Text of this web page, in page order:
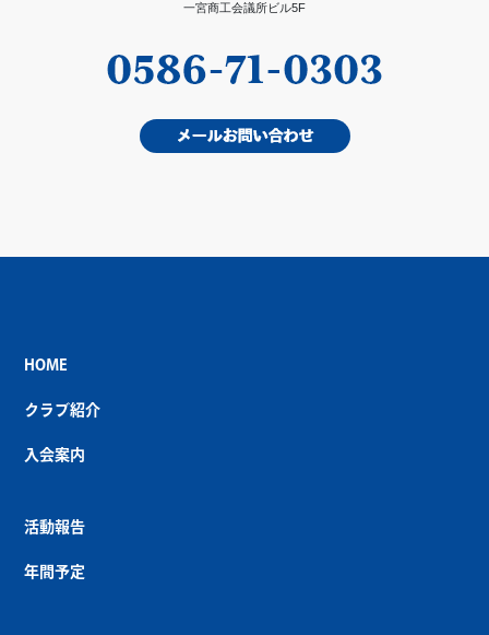
一宮商工会議所ビル5F
HOME
クラブ紹介
入会案内
活動報告
年間予定